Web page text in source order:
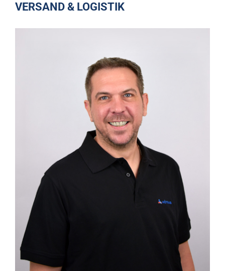
VERSAND & LOGISTIK